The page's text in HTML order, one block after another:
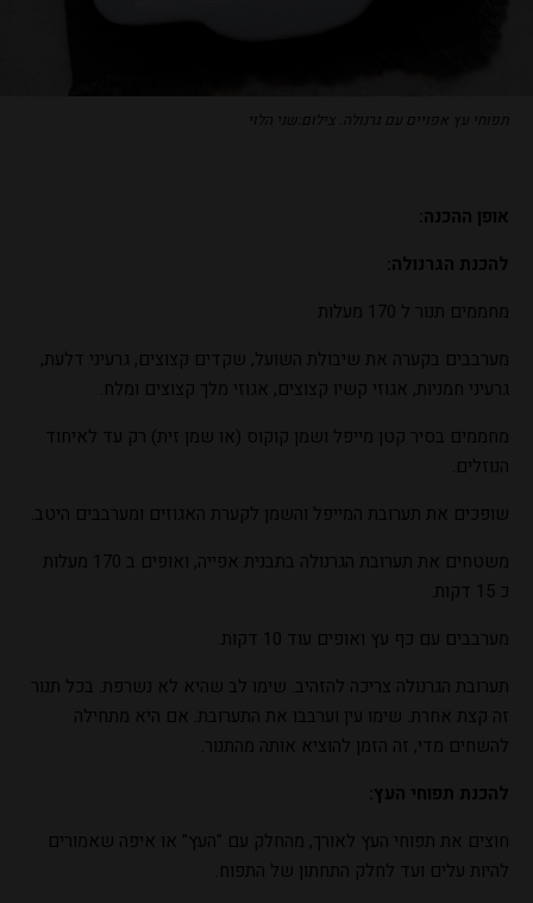
תפוחי עץ אפויים עם גרנולה. צילום:שני הלוי
אופן ההכנה:
להכנת הגרנולה:
מחממים תנור ל 170 מעלות
מערבבים בקערה את שיבולת השועל, שקדים קצוצים, גרעיני דלעת,
גרעיני חמניות, אגוזי קשיו קצוצים, אגוזי מלך קצוצים ומלח.
מחממים בסיר קטן מייפל ושמן קוקוס (או שמן זית) רק עד לאיחוד
הנוזלים.
שופכים את תערובת המייפל והשמן לקערת האגוזים ומערבבים היטב.
משטחים את תערובת הגרנולה בתבנית אפייה, ואופים ב 170 מעלות
כ 15 דקות.
מערבבים עם כף עץ ואופים עוד 10 דקות.
תערובת הגרנולה צריכה להזהיב. שימו לב שהיא לא נשרפת. בכל תנור
זה קצת אחרת. שימו עין וערבבו את התערובת. אם היא מתחילה
להשחים מדי, זה הזמן להוציא אותה מהתנור.
להכנת תפוחי העץ:
חוצים את תפוחי העץ לאורך, מהחלק עם "העץ" או איפה שאמורים
להיות עלים ועד לחלק התחתון של התפוח.